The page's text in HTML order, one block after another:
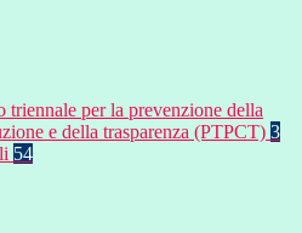
triennale per la prevenzione della
e della trasparenza (PTPCT) 3
54